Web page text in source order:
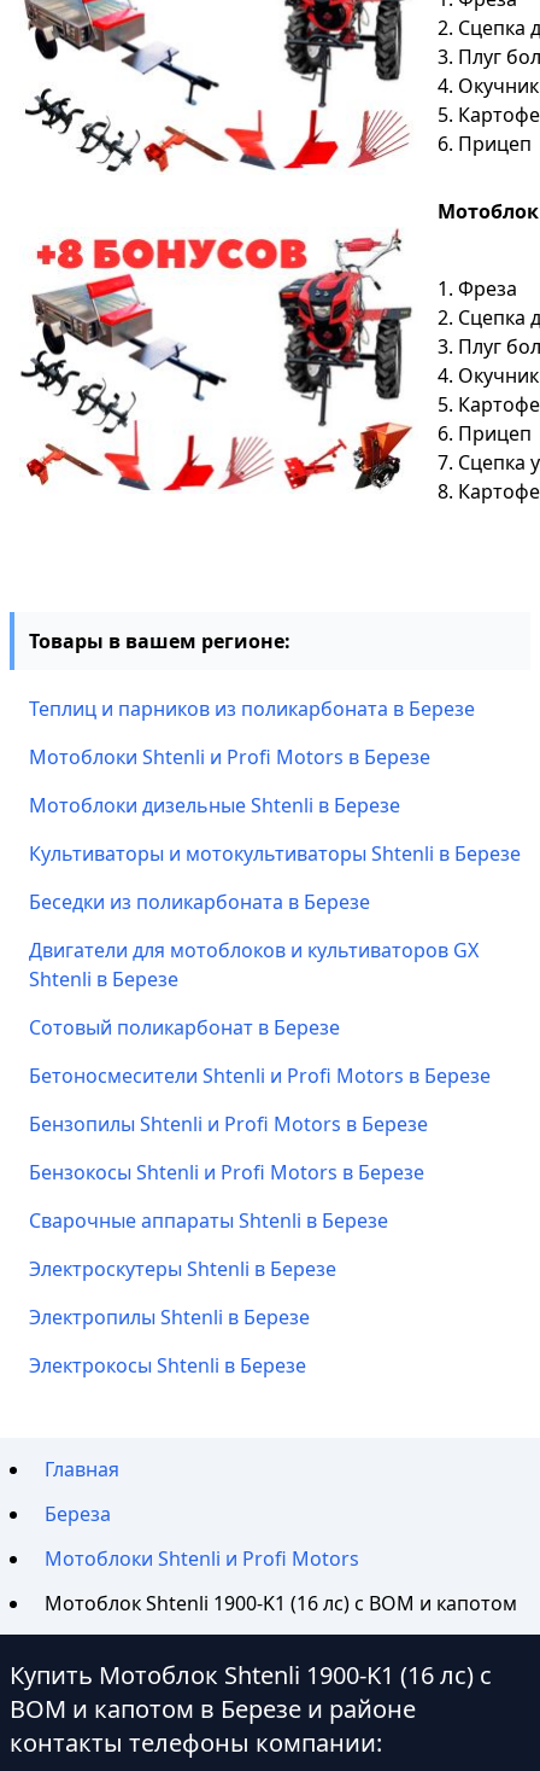
2. Сцепка
3. Плуг
4. Окучник
5.
6. Прицеп
Мотоблок
1. Фреза
2. Сцепка
3. Плуг
4. Окучник
5.
6. Прицеп
7. Сцепка
8.
Товары в вашем регионе:
Теплиц и парников из поликарбоната в Березе
Мотоблоки Shtenli и Profi Motors в Березе
Мотоблоки дизельные Shtenli в Березе
Культиваторы и мотокультиваторы Shtenli в Березе
Беседки из поликарбоната в Березе
Двигатели для мотоблоков и культиваторов GX
Shtenli в Березе
Сотовый поликарбонат в Березе
Бетоносмесители Shtenli и Profi Motors в Березе
Бензопилы Shtenli и Profi Motors в Березе
Бензокосы Shtenli и Profi Motors в Березе
Сварочные аппараты Shtenli в Березе
Электроскутеры Shtenli в Березе
Электропилы Shtenli в Березе
Электрокосы Shtenli в Березе
Главная
Береза
Мотоблоки Shtenli и Profi Motors
Мотоблок Shtenli 1900-K1 (16 лс) с ВОМ и капотом
Купить Мотоблок Shtenli 1900-K1 (16 лс) с
ВОМ и капотом в Березе и районе
контакты телефоны компании: